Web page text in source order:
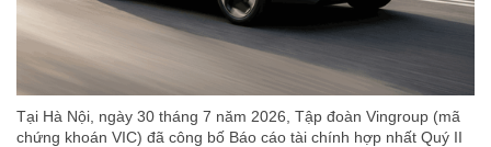
Tại Hà Nội, ngày 30 tháng 7 năm 2026, Tập đoàn Vingroup (mã
chứng khoán VIC) đã công bố Báo cáo tài chính hợp nhất Quý II